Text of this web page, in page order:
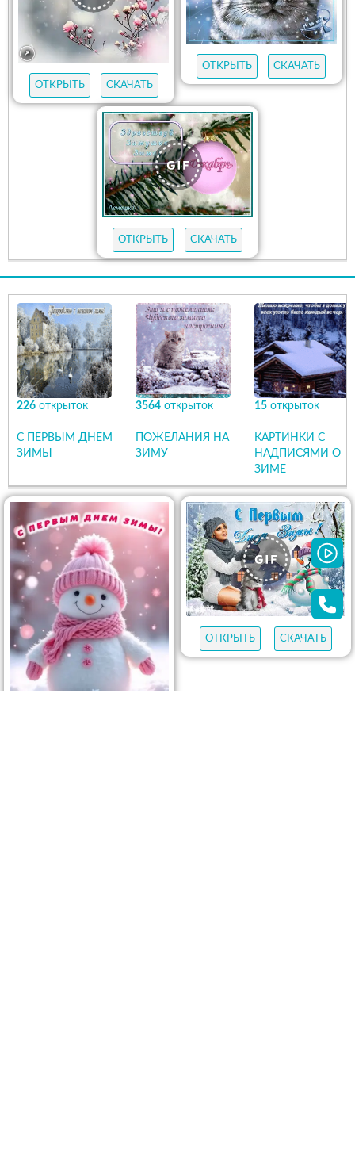
ОТКРЫТЬ СКАЧАТЬ
ОТКРЫТЬ СКАЧАТЬ
ОТКРЫТЬ СКАЧАТЬ
226 открыток
С ПЕРВЫМ ДНЕМ
ЗИМЫ
3564 открыток
ПОЖЕЛАНИЯ НА
ЗИМУ
15 открыток
КАРТИНКИ С
НАДПИСЯМИ О
ЗИМЕ
ОТКРЫТЬ СКАЧАТЬ